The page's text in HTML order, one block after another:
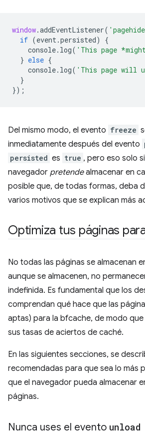
window.addEventListener(
if (event.persisted)
{
console. log( 'This page
} else {
console. log( 'This page will
}
});
Del mismo modo, el evento freeze
inmediatamente después del evento
persisted es true , pero eso solo
navegador pretendealmacenar en
posible que, de todas formas, deba
varios motivos que se explican más
Optimiza tus páginas
No todas las páginas se almacenan
aunque se almacenen, no
indefinida. Es fundamental que los
comprendan qué hace que las
aptas) para la bfcache, de modo
sus tasas de aciertos de caché.
En las siguientes secciones, se
recomendadas para que sea lo más
que el navegador pueda almacenar
páginas.
Nunca uses el evento unload